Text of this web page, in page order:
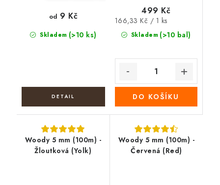
Skladem (>10 ks)
od 9 Kč
Skladem (>10 bal)
499 Kč
Měrná
cena:
166,33 Kč / 1 ks
DO KOŠÍKU
Woody 5 mm (100m) -
Žloutková (Yolk)
Woody 5 mm (100m) -
Červená (Red)